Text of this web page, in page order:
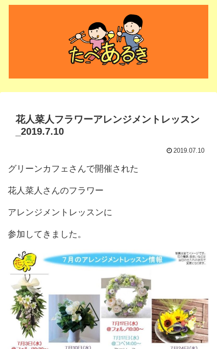
花人菜人フラワーアレンジメントレッスン
_2019.7.10
2019.07.10
グリーンカフェさんで開催された
花人菜人さんのフラワー
アレンジメントレッスンに
参加してきました。